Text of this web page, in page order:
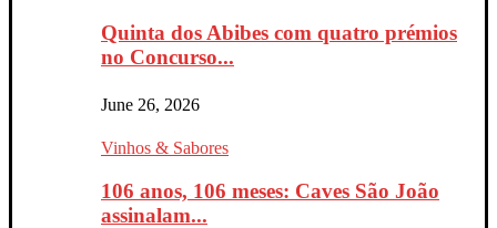
Quinta dos Abibes com quatro prémios
no Concurso...
June 26, 2026
Vinhos & Sabores
106 anos, 106 meses: Caves São João
assinalam...